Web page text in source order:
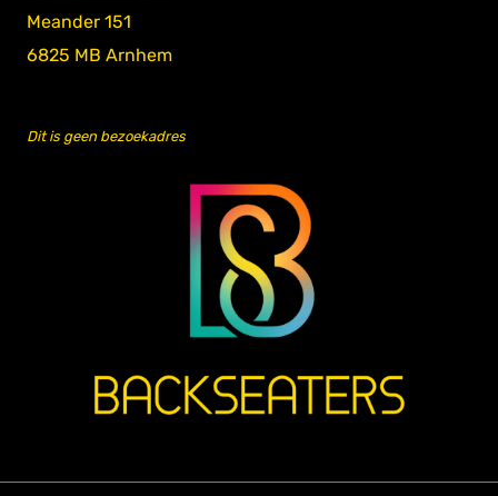
Meander 151
6825 MB Arnhem
Dit is geen bezoekadres